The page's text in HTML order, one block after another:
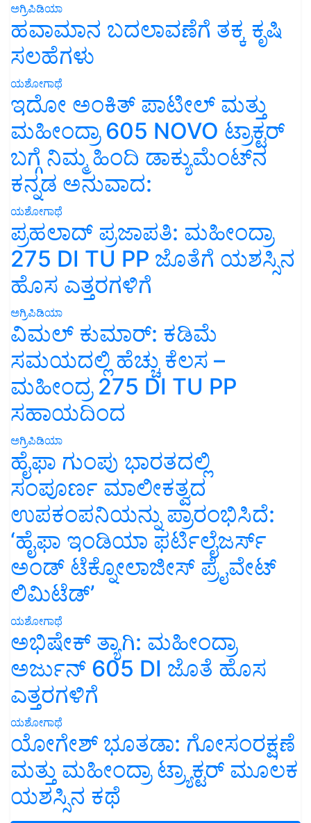
ಅಗ್ರಿಪಿಡಿಯಾ
ಹವಾಮಾನ ಬದಲಾವಣೆಗೆ ತಕ್ಕ ಕೃಷಿ
ಸಲಹೆಗಳು
ಯಶೋಗಾಥೆ
ಇದೋ ಅಂಕಿತ್ ಪಾಟೀಲ್ ಮತ್ತು
ಮಹೀಂದ್ರಾ 605 NOVO ಟ್ರಾಕ್ಟರ್
ಬಗ್ಗೆ ನಿಮ್ಮ ಹಿಂದಿ ಡಾಕ್ಯುಮೆಂಟ್‌ನ
ಕನ್ನಡ ಅನುವಾದ:
ಯಶೋಗಾಥೆ
ಪ್ರಹಲಾದ್ ಪ್ರಜಾಪತಿ: ಮಹೀಂದ್ರಾ
275 DI TU PP ಜೊತೆಗೆ ಯಶಸ್ಸಿನ
ಹೊಸ ಎತ್ತರಗಳಿಗೆ
ಅಗ್ರಿಪಿಡಿಯಾ
ವಿಮಲ್ ಕುಮಾರ್: ಕಡಿಮೆ
ಸಮಯದಲ್ಲಿ ಹೆಚ್ಚು ಕೆಲಸ –
ಮಹೀಂದ್ರ 275 DI TU PP
ಸಹಾಯದಿಂದ
ಅಗ್ರಿಪಿಡಿಯಾ
ಹೈಫಾ ಗುಂಪು ಭಾರತದಲ್ಲಿ
ಸಂಪೂರ್ಣ ಮಾಲೀಕತ್ವದ
ಉಪಕಂಪನಿಯನ್ನು ಪ್ರಾರಂಭಿಸಿದೆ:
‘ಹೈಫಾ ಇಂಡಿಯಾ ಫರ್ಟಿಲೈಜರ್ಸ್
ಅಂಡ್ ಟೆಕ್ನೋಲಾಜೀಸ್ ಪ್ರೈವೇಟ್
ಲಿಮಿಟೆಡ್’
ಯಶೋಗಾಥೆ
ಅಭಿಷೇಕ್ ತ್ಯಾಗಿ: ಮಹೀಂದ್ರಾ
ಅರ್ಜುನ್ 605 DI ಜೊತೆ ಹೊಸ
ಎತ್ತರಗಳಿಗೆ
ಯಶೋಗಾಥೆ
ಯೋಗೇಶ್ ಭೂತಡಾ: ಗೋಸಂರಕ್ಷಣೆ
ಮತ್ತು ಮಹೀಂದ್ರಾ ಟ್ರ್ಯಾಕ್ಟರ್ ಮೂಲಕ
ಯಶಸ್ಸಿನ ಕಥೆ